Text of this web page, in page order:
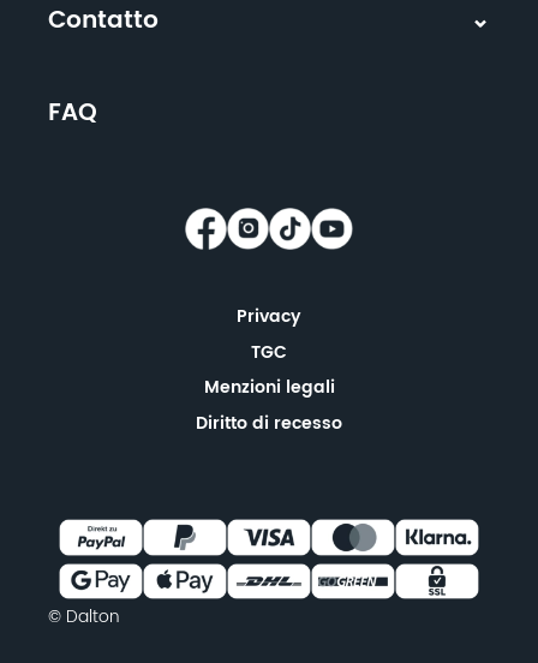
Contatto
FAQ
Privacy
TGC
Menzioni legali
Diritto di recesso
© Dalton